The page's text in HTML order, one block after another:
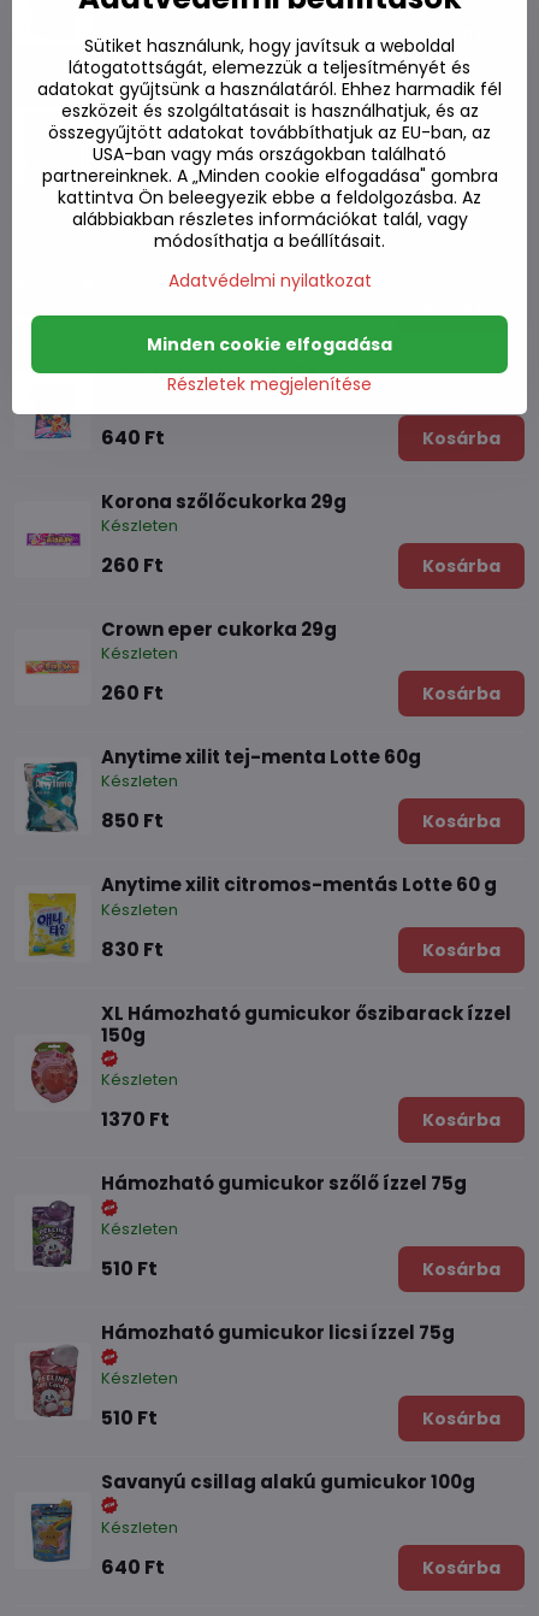
1220 Ft Kosárba
Gyömbéres cukorka 56g
Készleten
620 Ft Kosárba
Szőlőcukorka 66g
Készleten
580 Ft Kosárba
King Jelly cukorka 67g
Készleten
640 Ft Kosárba
Korona szőlőcukorka 29g
Készleten
260 Ft Kosárba
Crown eper cukorka 29g
Készleten
260 Ft Kosárba
Anytime xilit tej-menta Lotte 60g
Készleten
850 Ft Kosárba
Anytime xilit citromos-mentás Lotte 60 g
Készleten
830 Ft Kosárba
XL Hámozható gumicukor őszibarack ízzel
150g
Készleten
1370 Ft Kosárba
Hámozható gumicukor szőlő ízzel 75g
Készleten
510 Ft Kosárba
Hámozható gumicukor licsi ízzel 75g
Készleten
510 Ft Kosárba
Savanyú csillag alakú gumicukor 100g
Készleten
640 Ft Kosárba
Sütiket használunk, hogy javítsuk a weboldal
látogatottságát, elemezzük a teljesítményét és
adatokat gyűjtsünk a használatáról. Ehhez harmadik fél
eszközeit és szolgáltatásait is használhatjuk, és az
összegyűjtött adatokat továbbíthatjuk az EU-ban, az
USA-ban vagy más országokban található
partnereinknek. A „Minden cookie elfogadása" gombra
kattintva Ön beleegyezik ebbe a feldolgozásba. Az
alábbiakban részletes információkat talál, vagy
módosíthatja a beállításait.
Adatvédelmi nyilatkozat
Részletek megjelenítése
Minden cookie elfogadása